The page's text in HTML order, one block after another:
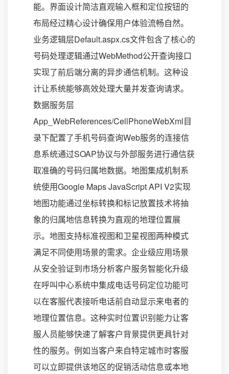
能。界面设计简洁直观输入框和定位按钮的
布局经过精心设计确保用户体验流畅自然。
业务逻辑层Default.aspx.cs文件包含了核心的
号码处理逻辑通过WebMethod公开查询接口
实现了前后端分离的异步通信机制。这种设
计让系统能够高效处理大量并发查询请求。
数据服务层
App_WebReferences/CellPhoneWebXml目
录下配置了手机号码查询Web服务的连接信
息系统通过SOAP协议与外部服务进行通信获
取准确的号码归属地数据。地图集成机制系
统使用Google Maps JavaScript API V2实现
地图功能通过坐标转换和标记放置技术将抽
象的归属地信息转换为直观的地理位置展
示。地图支持标准视图和卫星视图两种模式
满足不同使用场景的需求。企业级应用场景
从安全验证到市场分析客户服务智能化升级
在呼叫中心系统中集成电话号码定位功能可
以在客服代表接听电话前自动显示来电者的
地理位置信息。这种实时位置识别能力让客
服人员能够快速了解客户背景提供更具针对
性的服务。例如当客户来自特定城市时客服
可以立即提供该地区的促销活动信息或本地